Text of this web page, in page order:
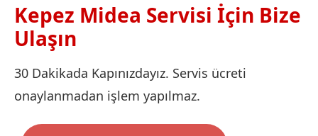
Kepez Midea Servisi İçin Bize
Ulaşın
30 Dakikada Kapınızdayız. Servis ücreti
onaylanmadan işlem yapılmaz.